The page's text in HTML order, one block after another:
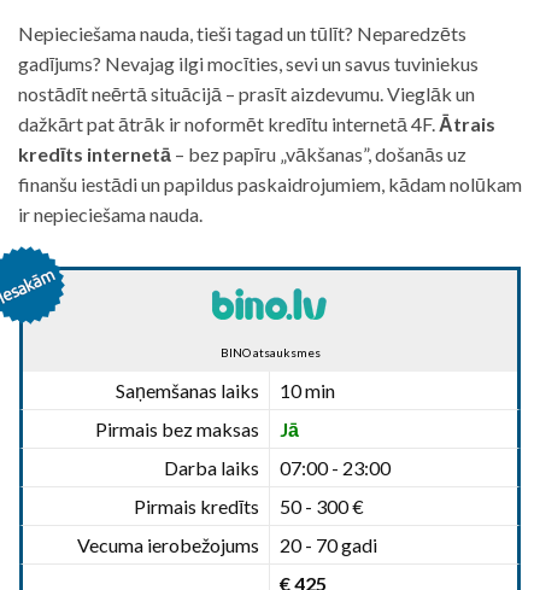
Nepieciešama nauda, tieši tagad un tūlīt? Neparedzēts
gadījums? Nevajag ilgi mocīties, sevi un savus tuviniekus
nostādīt neērtā situācijā – prasīt aizdevumu. Vieglāk un
dažkārt pat ātrāk ir noformēt kredītu internetā 4F. Ātrais
kredīts internetā – bez papīru „vākšanas”, došanās uz
finanšu iestādi un papildus paskaidrojumiem, kādam nolūkam
ir nepieciešama nauda.
BINO atsauksmes
Saņemšanas laiks
10 min
Pirmais bez maksas
Jā
Darba laiks
07:00 - 23:00
Pirmais kredīts
50 - 300 €
Vecuma ierobežojums
20 - 70 gadi
€ 425